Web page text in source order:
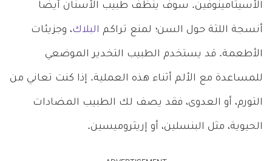
الأسيتامينوفين. سوف ينظف طبيب الأسنان أيضاً
أنسجة اللثة حول السن؛ لمنع تراكم البلاك، وجزيئات
الأطعمة. قد يستخدم الطبيب التخدير الموضعي
للمساعدة مع الألم أثناء هذه العملية. إذا كنت تعاني من
التورم، أو العدوى، فقد يصف لك الطبيب المضادات
الحيوية، مثل البنسلين، أو إريثروميسين.